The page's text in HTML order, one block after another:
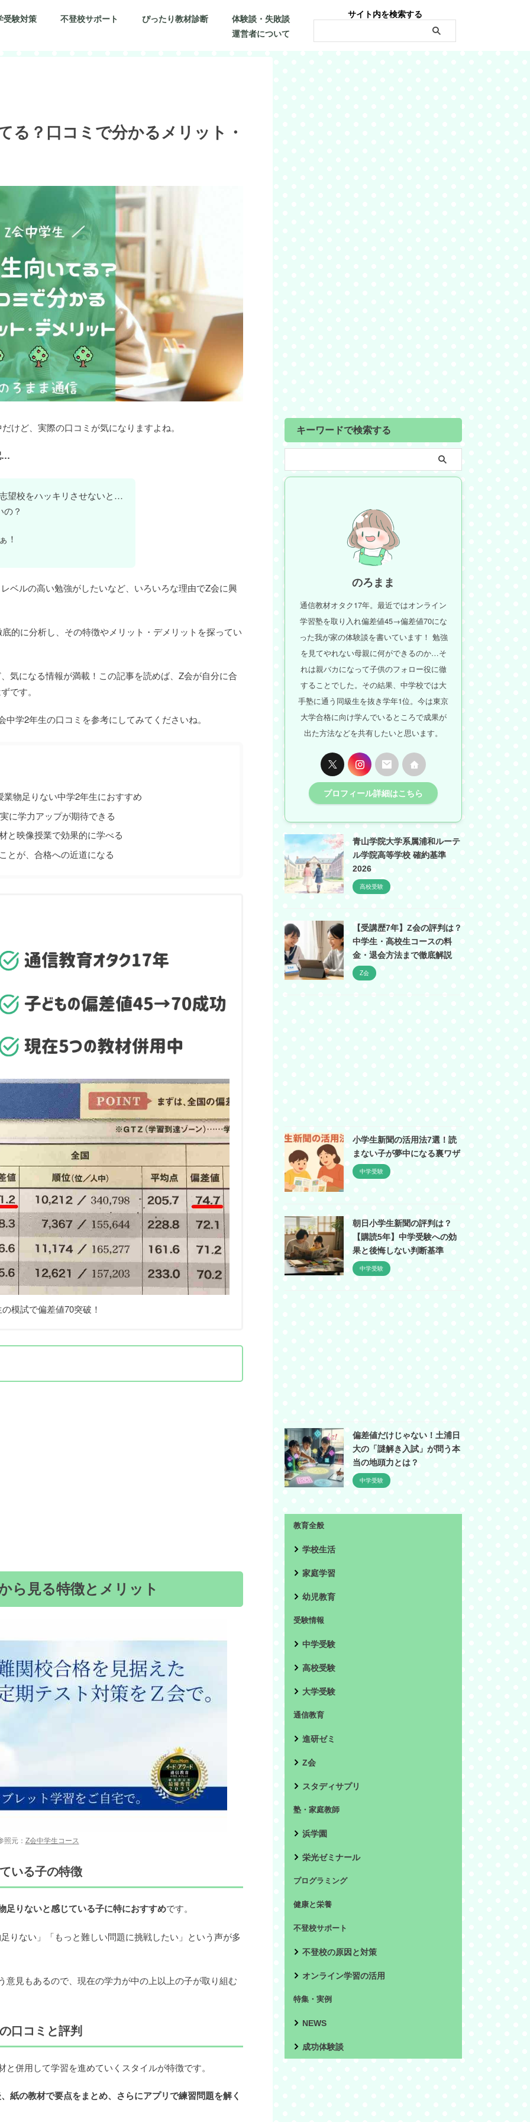
受験対策 不登校サポート ぴったり教材診断
体験談・失敗談
運営者について
サイト内を検索する
る？口コミで分かるメリット・
けど、実際の口コミが気になりますよね。
…
望校をハッキリさせないと…
？
！
ベルの高い勉強がしたいなど、いろいろな理由でZ会に興
的に分析し、その特徴やメリット・デメリットを探ってい
気になる情報が満載！この記事を読めば、Z会が自分に合
です。
学2年生の口コミを参考にしてみてくださいね。
物足りない中学2年生におすすめ
に学力アップが期待できる
と映像授業で効果的に学べる
とが、合格への近道になる
模試で偏差値70突破！
ら見る特徴とメリット
照元： Z会中学生コース
いる子の特徴
足りないと感じている子に特におすすめです。
りない」「もっと難しい問題に挑戦したい」という声が多
意見もあるので、現在の学力が中の上以上の子が取り組む
口コミと評判
併用して学習を進めていくスタイルが特徴です。
紙の教材で要点をまとめ、さらにアプリで練習問題を解く
キーワードで検索する
のろまま
通信教材オタク17年。最近ではオンライン
学習塾を取り入れ偏差値45→偏差値70にな
った我が家の体験談を書いています！ 勉強
を見てやれない母親に何ができるのか…そ
れは親バカになって子供のフォロー役に徹
することでした。その結果、中学校では大
手塾に通う同級生を抜き学年1位。今は東京
大学合格に向け学んでいるところで成果が
出た方法などを共有したいと思います。
プロフィール詳細はこちら
青山学院大学系属浦和ルーテ
ル学院高等学校 確約基準
2026
高校受験
【受講歴7年】Z会の評判は？
中学生・高校生コースの料
金・退会方法まで徹底解説
Z会
小学生新聞の活用法7選！読
まない子が夢中になる裏ワザ
中学受験
朝日小学生新聞の評判は？
【購読5年】中学受験への効
果と後悔しない判断基準
中学受験
偏差値だけじゃない！土浦日
大の「謎解き入試」が問う本
当の地頭力とは？
中学受験
教育全般
学校生活
家庭学習
幼児教育
受験情報
中学受験
高校受験
大学受験
通信教育
進研ゼミ
Z会
スタディサプリ
塾・家庭教師
浜学園
栄光ゼミナール
プログラミング
健康と栄養
不登校サポート
不登校の原因と対策
オンライン学習の活用
特集・実例
NEWS
成功体験談